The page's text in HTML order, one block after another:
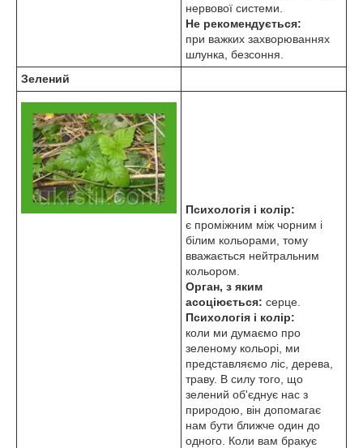
нервової системи.
Не рекомендується:
при важких захворюваннях
шлунка, безсоння.
Зелений
Психологія і колір:
є проміжним між чорним і
білим кольорами, тому
вважається нейтральним
кольором.
Орган, з яким
асоціюється: серце.
Психологія і колір:
коли ми думаємо про
зеленому кольорі, ми
представляємо ліс, дерева,
траву. В силу того, що
зелений об'єднує нас з
природою, він допомагає
нам бути ближче один до
одного. Коли вам бракує